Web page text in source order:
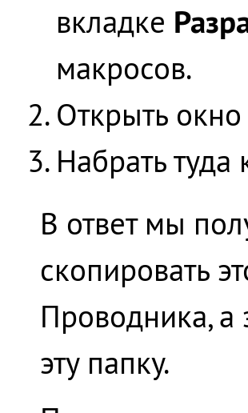
вкладке
макросов.
Открыть
Набрать
В ответ мы
скопировать
Проводника,
эту папку.